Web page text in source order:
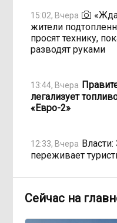
15:02, Вчера
жители
просят технику,
разводят руками
13:44, Вчера
легализует
«Евро-2»
12:33, Вчера
переживает
11:05, Вчера
«В
регионов
Сейчас на